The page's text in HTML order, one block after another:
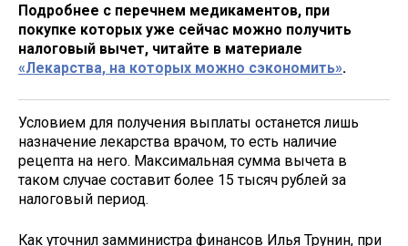
Подробнее с перечнем медикаментов, при
покупке которых уже сейчас можно получить
налоговый вычет, читайте в материале
«Лекарства, на которых можно сэкономить».
Условием для получения выплаты останется лишь
назначение лекарства врачом, то есть наличие
рецепта на него. Максимальная сумма вычета в
таком случае составит более 15 тысяч рублей за
налоговый период.
Как уточнил замминистра финансов Илья Трунин, при